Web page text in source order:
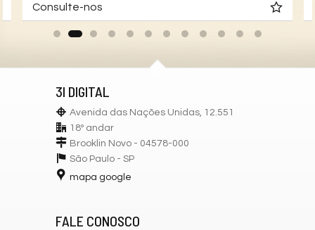
Consulte-nos
3I DIGITAL
Avenida das Nações Unidas, 12.551
18º andar
Brooklin Novo - 04578-000
São Paulo - SP
mapa google
FALE CONOSCO